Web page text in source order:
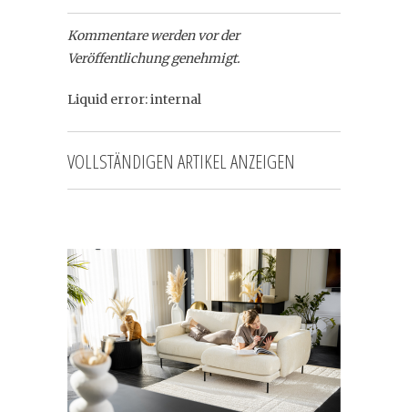
Kommentare werden vor der
Veröffentlichung genehmigt.
Liquid error: internal
VOLLSTÄNDIGEN ARTIKEL ANZEIGEN